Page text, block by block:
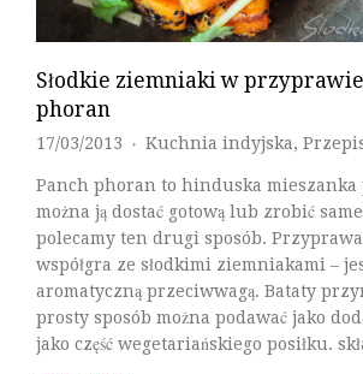
Słodkie ziemniaki w
phoran
17/03/2013 ♦ Kuchnia indyjska,
Panch phoran to hinduska mieszanka
można ją dostać gotową lub zrobić
polecamy ten drugi sposób.
współgra ze słodkimi ziemniakami –
aromatyczną przeciwwagą. Bataty
prosty sposób można podawać jako
jako część wegetariańskiego posiłku.